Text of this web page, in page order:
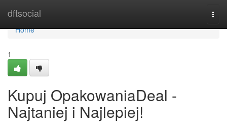
dftsocial
Home
Home
1
Kupuj OpakowaniaDeal -
Najtaniej i Najlepiej!